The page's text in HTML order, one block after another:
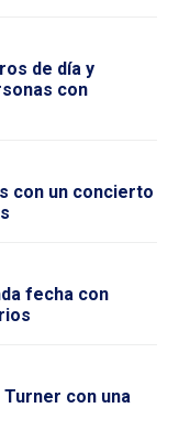
de día y
con
con un concierto
fecha con
con una